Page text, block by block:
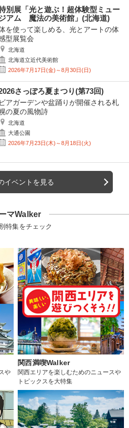
別展「光と遊ぶ！超体験型ミュー
アム 魔法の美術館」(北海道)
を使って楽しめる、光とアートの体
型展覧会
北海道
北海道立近代美術館
2026年7月17日(金)～8月30日(日)
さっぽろ夏まつり(第73回)
ビアガーデンや盆踊りが開催される札
の夏の風物詩
北海道
大通公園
2026年7月23日(木)～8月18日(火)
イベントを見る
マWalker
特集をチェック
や
関西満喫Walker
関西エリアを楽しむためのニュースや
トピックスを大特集